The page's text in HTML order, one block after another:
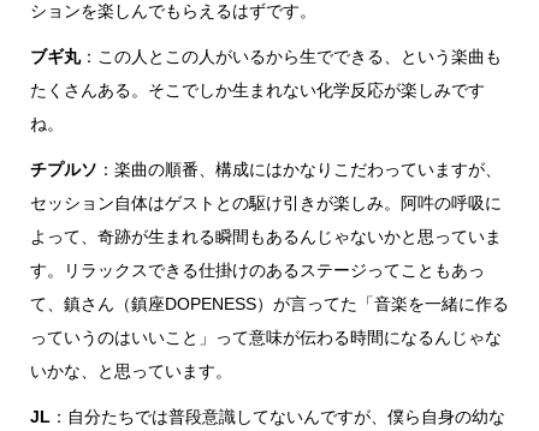
ションを楽しんでもらえるはずです。
ブギ丸：この人とこの人がいるから生でできる、という楽曲も
たくさんある。そこでしか生まれない化学反応が楽しみです
ね。
チプルソ ：楽曲の順番、構成にはかなりこだわっていますが、
セッション自体はゲストとの駆け引きが楽しみ。阿吽の呼吸に
よって、奇跡が生まれる瞬間もあるんじゃないかと思っていま
す。リラックスできる仕掛けのあるステージってこともあっ
て、鎮さん（鎮座DOPENESS）が言ってた「音楽を一緒に作る
っていうのはいいこと」って意味が伝わる時間になるんじゃな
いかな、と思っています。
JL ：自分たちでは普段意識してないんですが、僕ら自身の幼な